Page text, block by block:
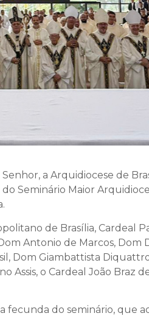
a Arquidiocese de
Seminário Maior
de Brasília, Cardeal
Antonio de Marcos, Dom
Dom Giambattista
Assis, o Cardeal João Braz
do seminário, que